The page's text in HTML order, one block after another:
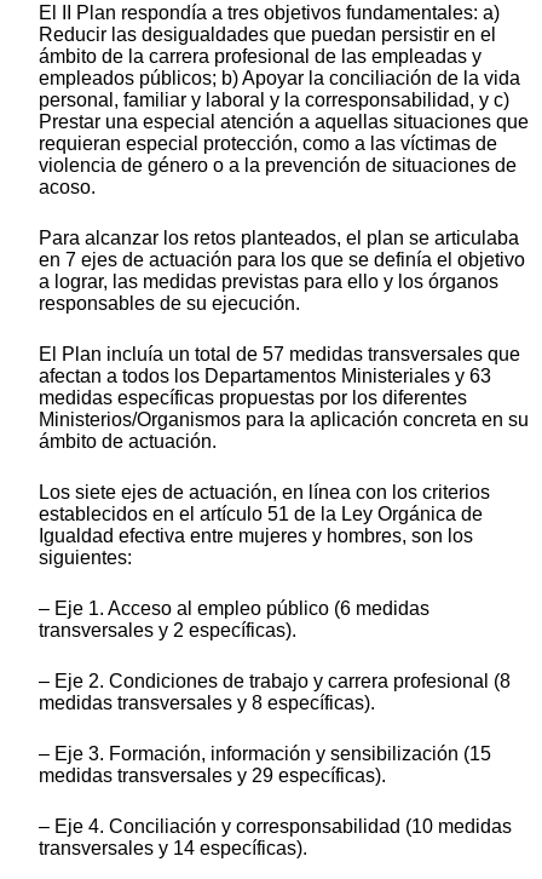
El II Plan respondía a tres objetivos fundamentales: a)
Reducir las desigualdades que puedan persistir en el
ámbito de la carrera profesional de las empleadas y
empleados públicos; b) Apoyar la conciliación de la vida
personal, familiar y laboral y la corresponsabilidad, y c)
Prestar una especial atención a aquellas situaciones que
requieran especial protección, como a las víctimas de
violencia de género o a la prevención de situaciones de
acoso.
Para alcanzar los retos planteados, el plan se articulaba
en 7 ejes de actuación para los que se definía el objetivo
a lograr, las medidas previstas para ello y los órganos
responsables de su ejecución.
El Plan incluía un total de 57 medidas transversales que
afectan a todos los Departamentos Ministeriales y 63
medidas específicas propuestas por los diferentes
Ministerios/Organismos para la aplicación concreta en su
ámbito de actuación.
Los siete ejes de actuación, en línea con los criterios
establecidos en el artículo 51 de la Ley Orgánica de
Igualdad efectiva entre mujeres y hombres, son los
siguientes:
‒ Eje 1. Acceso al empleo público (6 medidas
transversales y 2 específicas).
‒ Eje 2. Condiciones de trabajo y carrera profesional (8
medidas transversales y 8 específicas).
‒ Eje 3. Formación, información y sensibilización (15
medidas transversales y 29 específicas).
‒ Eje 4. Conciliación y corresponsabilidad (10 medidas
transversales y 14 específicas).